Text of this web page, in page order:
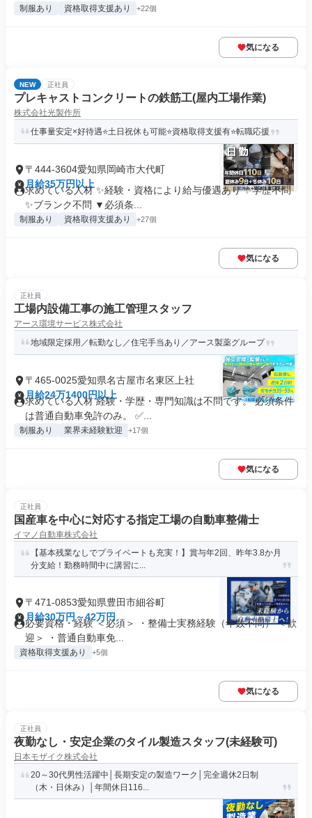
制服あり 資格取得支援あり +22個
気になる
NEW 正社員
プレキャストコンクリートの鉄筋工(屋内工場作業)
株式会社光製作所
仕事量安定×好待遇⭐土日祝休も可能⭐資格取得支援有⭐転職応援
〒444-3604愛知県岡崎市大代町
月給35万円以上
求めている人材 ✨経験・資格により給与優遇あり ✨学歴不問
✨ブランク不問 ▼必須条...
制服あり 資格取得支援あり +27個
気になる
正社員
工場内設備工事の施工管理スタッフ
アース環境サービス株式会社
地域限定採用／転勤なし／住宅手当あり／アース製薬グループ
〒465-0025愛知県名古屋市名東区上社
月給24万1400円以上
求めている人材 経験・学歴・専門知識は不問です。 必須条件
は普通自動車免許のみ。 ✅...
制服あり 業界未経験歓迎 +17個
気になる
正社員
国産車を中心に対応する指定工場の自動車整備士
イマノ自動車株式会社
【基本残業なしでプライベートも充実！】賞与年2回、昨年3.8か月
分支給！勤務時間中に講習に...
〒471-0853愛知県豊田市細谷町
月給30万円～42万円
必要資格・経験 ＜必須＞ ・整備士実務経験（年数不問） ＜歓
迎＞ ・普通自動車免...
資格取得支援あり +5個
気になる
正社員
夜勤なし・安定企業のタイル製造スタッフ(未経験可)
日本モザイク株式会社
20～30代男性活躍中│長期安定の製造ワーク│完全週休2日制
（木・日休み）│年間休日116...